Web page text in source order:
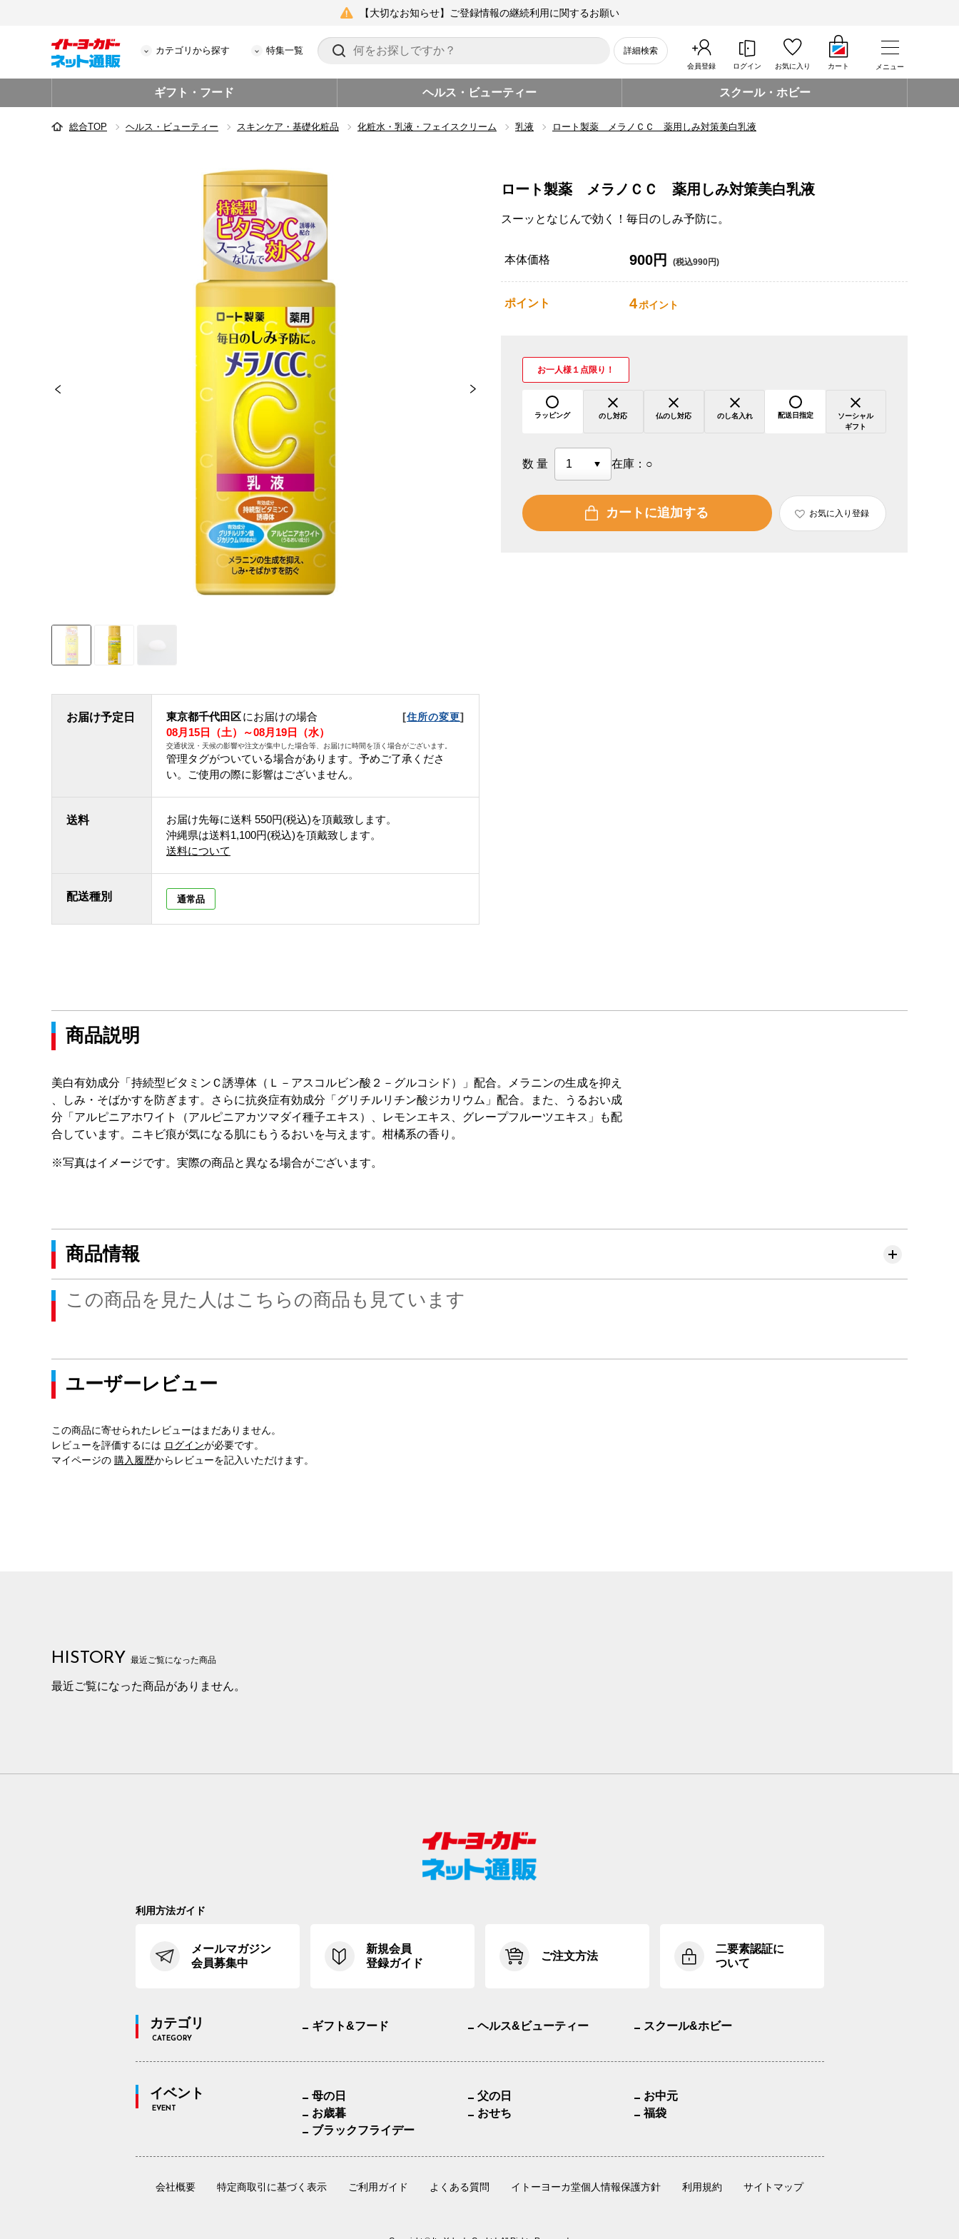
【大切なお知らせ】ご登録情報の継続利用に関するお願い
カテゴリから探す 特集一覧 詳細検索
会員登録 ログイン お気に入り カート メニュー
ギフト・フード ヘルス・ビューティー スクール・ホビー
総合TOP ヘルス・ビューティー スキンケア・基礎化粧品 化粧水・乳液・フェイスクリーム 乳液 ロート製薬 メラノＣＣ 薬用しみ対策美白乳液
お届け予定日 東京都千代田区にお届けの場合 [住所の変更]
08月15日（土）～08月19日（水）
交通状況・天候の影響や注文が集中した場合等、お届けに時間を頂く場合がございます。
管理タグがついている場合があります。予めご了承くださ
い。ご使用の際に影響はございません。
送料 お届け先毎に送料 550円(税込)を頂戴致します。
沖縄県は送料1,100円(税込)を頂戴致します。
送料について
配送種別 通常品
ロート製薬 メラノＣＣ 薬用しみ対策美白乳液
スーッとなじんで効く！毎日のしみ予防に。
本体価格 900円 (税込990円)
ポイント 4ポイント
お一人様１点限り！
ラッピング のし対応 仏のし対応 のし名入れ 配送日指定
ソーシャル
ギフト
数量 在庫： ○
カートに追加する お気に入り登録
商品説明
美白有効成分「持続型ビタミンＣ誘導体（Ｌ－アスコルビン酸２－グルコシド）」配合。メラニンの生成を抑え
、しみ・そばかすを防ぎます。さらに抗炎症有効成分「グリチルリチン酸ジカリウム」配合。また、うるおい成
分「アルピニアホワイト（アルピニアカツマダイ種子エキス）、レモンエキス、グレープフルーツエキス」も配
合しています。ニキビ痕が気になる肌にもうるおいを与えます。柑橘系の香り。
※写真はイメージです。実際の商品と異なる場合がございます。
商品情報
この商品を見た人はこちらの商品も見ています
ユーザーレビュー
この商品に寄せられたレビューはまだありません。
レビューを評価するには ログインが必要です。
マイページの 購入履歴からレビューを記入いただけます。
HISTORY 最近ご覧になった商品
最近ご覧になった商品がありません。
利用方法ガイド
メールマガジン
会員募集中
新規会員
登録ガイド
ご注文方法
二要素認証に
ついて
カテゴリ
CATEGORY
ギフト&フード ヘルス&ビューティー スクール&ホビー
イベント
EVENT
母の日 父の日
お中元
お歳暮
おせち
福袋
ブラックフライデー
会社概要 特定商取引に基づく表示 ご利用ガイド よくある質問 イトーヨーカ堂個人情報保護方針 利用規約 サイトマップ